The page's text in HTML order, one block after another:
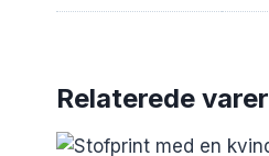
Relaterede varer